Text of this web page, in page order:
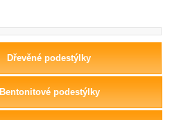
Dřevěné podestýlky
Bentonitové podestýlky